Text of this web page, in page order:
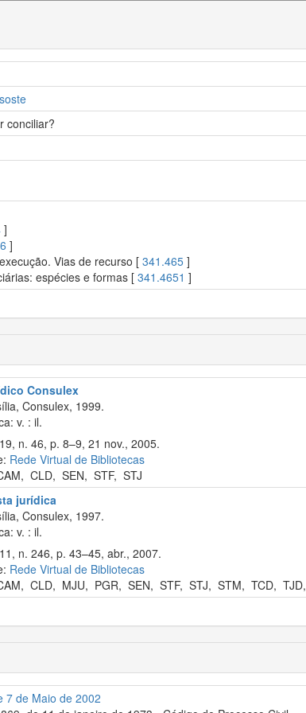
conciliar?
]
]
Vias de recurso [ 341.465 ]
espécies e formas [ 341.4651 ]
Consulex
Consulex, 1999.
v. : il.
n. 46, p. 8–9, 21 nov., 2005.
Rede Virtual de Bibliotecas
, CLD, SEN, STF, STJ
jurídica
Consulex, 1997.
v. : il.
n. 246, p. 43–45, abr., 2007.
Rede Virtual de Bibliotecas
, CLD, MJU, PGR, SEN, STF, STJ, STM, TCD, TJD,
7 de Maio de 2002